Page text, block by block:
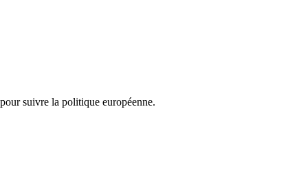
suivre la politique européenne.